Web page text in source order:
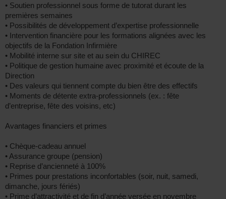
• Soutien professionnel sous forme de tutorat durant les
premières semaines
• Possibilités de développement d’expertise professionnelle
• Intervention financière pour les formations alignées avec les
objectifs de la Fondation Infirmière
• Mobilité interne sur site et au sein du CHIREC
• Politique de gestion humaine avec proximité et écoute de la
Direction
• Des valeurs qui tiennent compte du bien être des effectifs
• Moments de détente extra-professionnels (ex. : fête
d’entreprise, fête des voisins, etc)
Avantages financiers et primes
• Chèque-cadeau annuel
• Assurance groupe (pension)
• Reprise d’ancienneté à 100%
• Primes pour prestations inconfortables (soir, nuit, samedi,
dimanche, jours fériés)
• Prime d’attractivité et de fin d’année versée en novembre